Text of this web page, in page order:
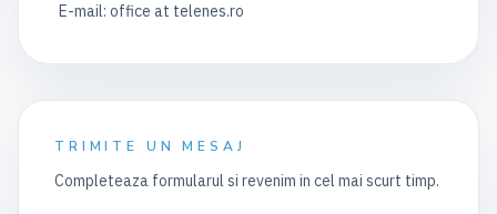
E-mail: office at telenes.ro
TRIMITE UN MESAJ
Completeaza formularul si revenim in cel mai scurt timp.